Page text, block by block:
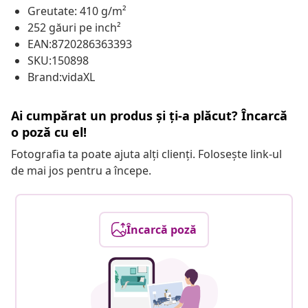
Greutate: 410 g/m²
252 găuri pe inch²
EAN:8720286363393
SKU:150898
Brand:vidaXL
Ai cumpărat un produs și ți-a plăcut? Încarcă
o poză cu el!
Fotografia ta poate ajuta alți clienți. Folosește link-ul
de mai jos pentru a începe.
Încarcă poză